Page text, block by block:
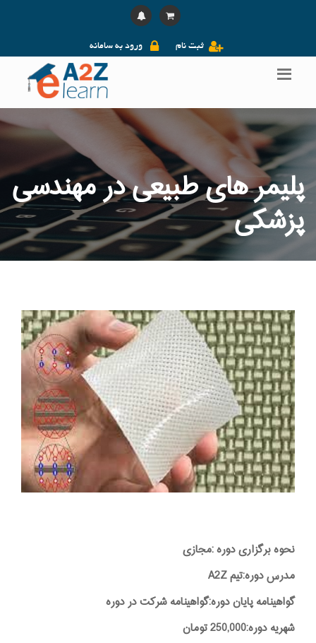
ورود به سامانه ثبت نام
پلیمر های طبیعی در مهندسی
پزشکی
نحوه برگزاری دوره :مجازی
مدرس دوره:تیم A2Z
گواهینامه پایان دوره:گواهینامه شرکت در دوره
شهریه دوره:250,000 تومان